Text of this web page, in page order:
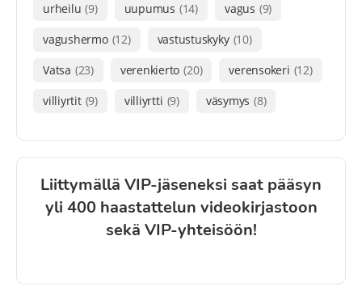
urheilu (9) uupumus (14) vagus (9)
vagushermo (12) vastustuskyky (10)
Vatsa (23) verenkierto (20) verensokeri (12)
villiyrtit (9) villiyrtti (9) väsymys (8)
Liittymällä VIP-jäseneksi saat pääsyn
yli 400 haastattelun videokirjastoon
sekä VIP-yhteisöön!